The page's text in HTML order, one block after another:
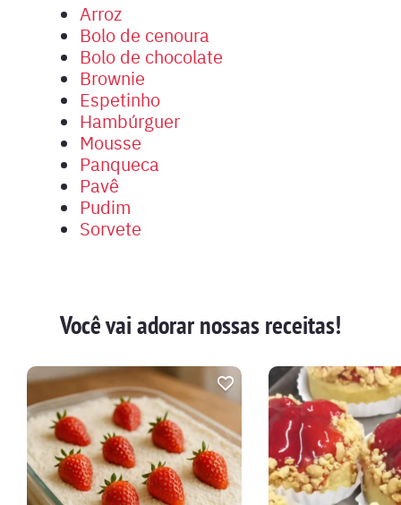
Arroz
Bolo de cenoura
Bolo de chocolate
Brownie
Espetinho
Hambúrguer
Mousse
Panqueca
Pavê
Pudim
Sorvete
Você vai adorar nossas receitas!